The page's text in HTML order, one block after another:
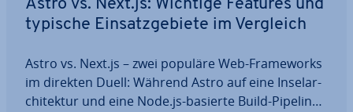
Astro vs. Next.js: Wichtige Features und
typische Ein­satz­ge­bie­te im Vergleich
Astro vs. Next.js – zwei populäre Web-Frame­works
im direkten Duell: Während Astro auf eine In­sel­ar­
chi­tek­tur und eine Node.js-basierte Build-Pipeline